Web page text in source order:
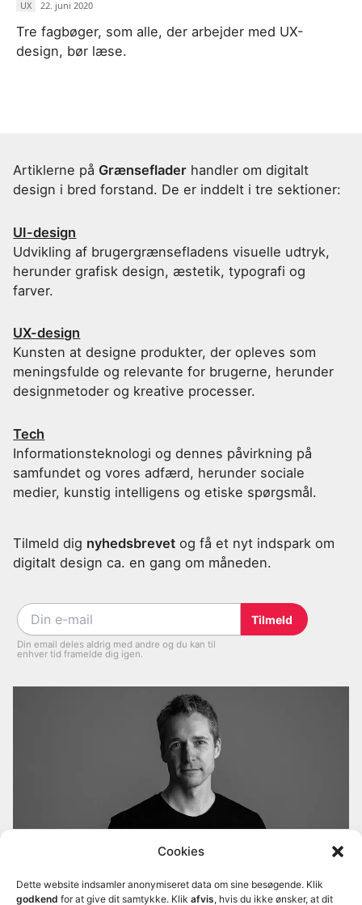
Cookies
Dette website indsamler anonymiseret data om sine besøgende. Klik
godkend for at give dit samtykke. Klik afvis, hvis du ikke ønsker, at dit
UX /22. juni 2020
Tre fagbøger, som alle, der arbejder med UX-
design, bør læse.
Artiklerne på Grænseflader handler om digitalt
design i bred forstand. De er inddelt i tre sektioner:
UI-design
Udvikling af brugergrænsefladens visuelle udtryk,
herunder grafisk design, æstetik, typografi og
farver.
UX-design
Kunsten at designe produkter, der opleves som
meningsfulde og relevante for brugerne, herunder
designmetoder og kreative processer.
Tech
Informationsteknologi og dennes påvirkning på
samfundet og vores adfærd, herunder sociale
medier, kunstig intelligens og etiske spørgsmål.
Tilmeld dig nyhedsbrevet og få et nyt indspark om
digitalt design ca. en gang om måneden.
Din email deles aldrig med andre og du kan til
enhver tid framelde dig igen.
er cand.it og lektor på
Ervervsakademi
Interfacedesign - fra idé til digital prototype, der er